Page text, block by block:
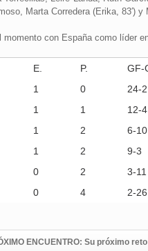
Marta Corredera (Erika, 83′) y
con España como líder
E. P. GF-
1 0 24-2
1 1 12-4
1 2 6-10
1 2 9-3
0 2 3-11
0 4 2-26
ENCUENTRO: Su próximo